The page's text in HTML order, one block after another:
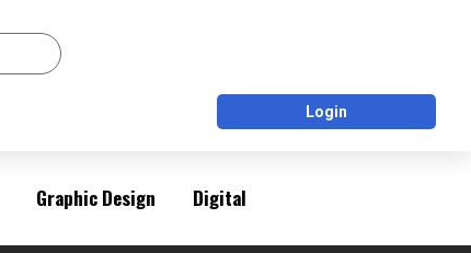
Login
Graphic Design Digital